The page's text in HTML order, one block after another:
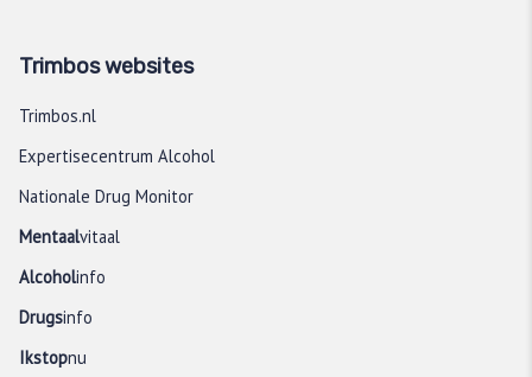
Trimbos websites
Trimbos.nl
Expertisecentrum Alcohol
Nationale Drug Monitor
Mentaalvitaal
Alcoholinfo
Drugsinfo
Ikstopnu